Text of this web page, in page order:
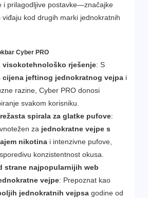
i prilagodljive postavke—značajke
viđaju kod drugih marki jednokratnih
Cyber PRO
visokotehnološko rješenje: S
cijena jeftinog jednokratnog vejpa i
razine, Cyber PRO donosi
svakom korisniku.
spirala za glatke pufove:
za jednokratne vejpe s
nikotina i intenzivne pufove,
konzistentnost okusa.
strane najpopularnijih web
vejpe: Prepoznat kao
jednokratnih vejpsa godine od